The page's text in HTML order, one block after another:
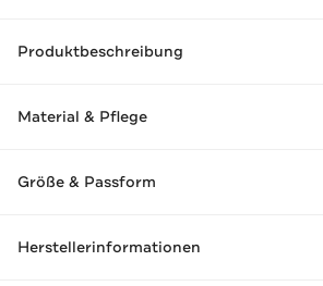
Produktbeschreibung
Material & Pflege
Größe & Passform
Herstellerinformationen